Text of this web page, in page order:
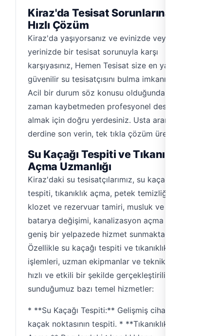
Kiraz'da Tesisat Sorunlarına
Hızlı Çözüm
Kiraz'da yaşıyorsanız ve evinizde veya iş
yerinizde bir tesisat sorunuyla karşı
karşıyasınız, Hemen Tesisat size en yakın ve
güvenilir su tesisatçısını bulma imkanı sunar.
Acil bir durum söz konusu olduğunda
zaman kaybetmeden profesyonel destek
almak için doğru yerdesiniz. Usta arama
derdine son verin, tek tıkla çözüm üretin.
Su Kaçağı Tespiti ve Tıkanıklık
Açma Uzmanlığı
Kiraz'daki su tesisatçılarımız, su kaçağı
tespiti, tıkanıklık açma, petek temizliği,
klozet ve rezervuar tamiri, musluk ve
batarya değişimi, kanalizasyon açma gibi
geniş bir yelpazede hizmet sunmaktadır.
Özellikle su kaçağı tespiti ve tıkanıklık açma
işlemleri, uzman ekipmanlar ve tekniklerle
hızlı ve etkili bir şekilde gerçekleştirilir. İşte
sunduğumuz bazı temel hizmetler:
* **Su Kaçağı Tespiti:** Gelişmiş cihazlarla
kaçak noktasının tespiti. * **Tıkanıklık